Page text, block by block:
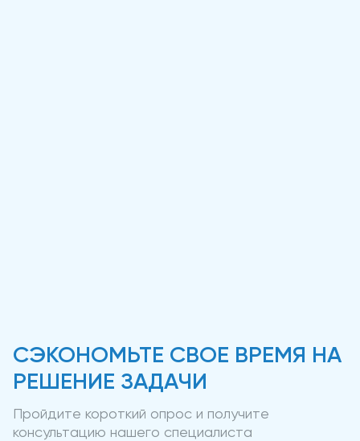
СЭКОНОМЬТЕ СВОЕ ВРЕМЯ НА
РЕШЕНИЕ ЗАДАЧИ
Пройдите короткий опрос и получите
консультацию нашего специалиста